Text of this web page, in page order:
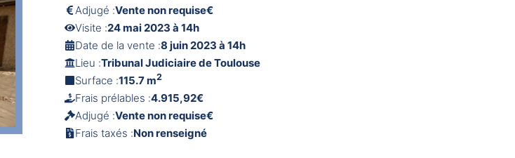
Adjugé :Vente non requise€
Visite :24 mai 2023 à 14h
Date de la vente :8 juin 2023 à 14h
Lieu :Tribunal Judiciaire de Toulouse
Surface :115.7 m2
Frais prélables :4.915,92€
Adjugé :Vente non requise€
Frais taxés :Non renseigné